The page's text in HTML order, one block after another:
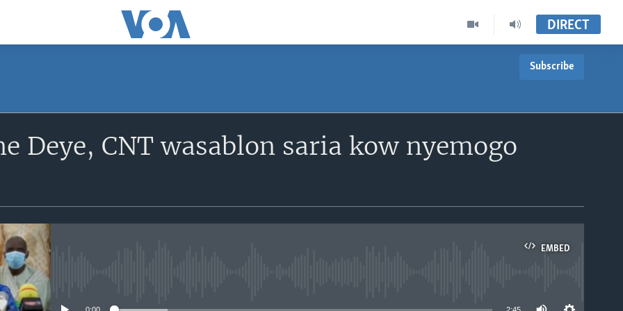
DIRECT
Subscribe
Deye, CNT wasablon saria kow nyemogo
EMBED